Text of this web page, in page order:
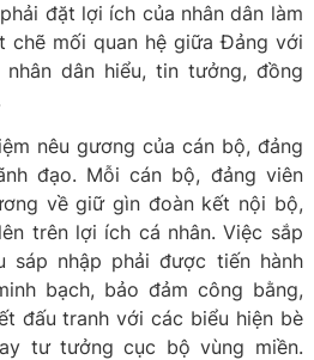
đặt lợi ích của nhân dân làm
chẽ mối quan hệ giữa Đảng với
dân hiểu, tin tưởng, đồng
nêu gương của cán bộ, đảng
đạo. Mỗi cán bộ, đảng viên
về giữ gìn đoàn kết nội bộ,
trên lợi ích cá nhân. Việc sắp
sáp nhập phải được tiến hành
bạch, bảo đảm công bằng,
đấu tranh với các biểu hiện bè
tư tưởng cục bộ vùng miền.